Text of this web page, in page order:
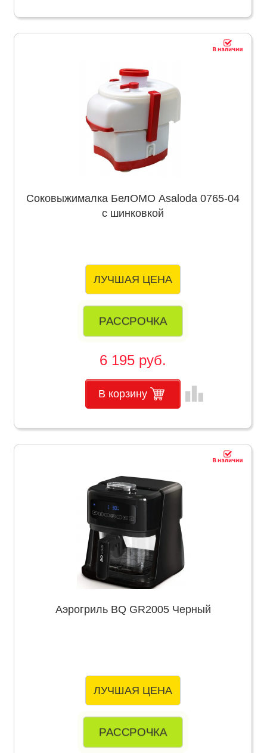
Соковыжималка БелОМО Asaloda 0765-04
с шинковкой
ЛУЧШАЯ ЦЕНА
РАССРОЧКА
6 195 руб.
В корзину leaderboard
Аэрогриль BQ GR2005 Черный
ЛУЧШАЯ ЦЕНА
РАССРОЧКА